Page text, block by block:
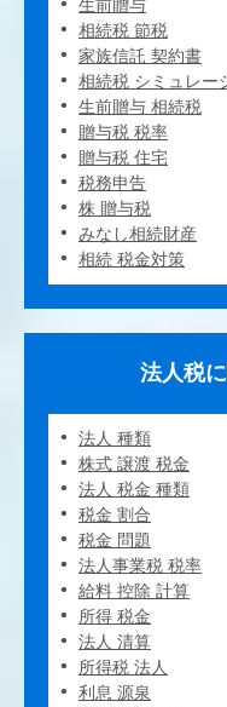
生前贈与
相続税 節税
家族信託 契約書
相続税 シミュレー
生前贈与 相続税
贈与税 税率
贈与税 住宅
税務申告
株 贈与税
みなし相続財産
相続 税金対策
法人税
法人 種類
株式 譲渡 税金
法人 税金 種類
税金 割合
税金 問題
法人事業税 税率
給料 控除 計算
所得 税金
法人 清算
所得税 法人
利息 源泉